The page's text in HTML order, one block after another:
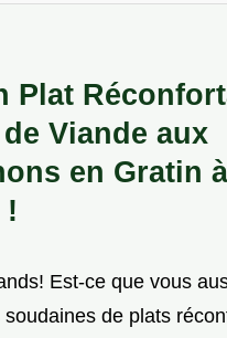
Plat
Viande aux
en Gratin
!
Est-ce que vous
de plats